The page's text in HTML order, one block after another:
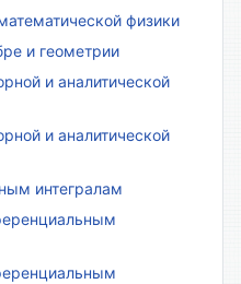
физики
и геометрии
и аналитической
и аналитической
интегралам